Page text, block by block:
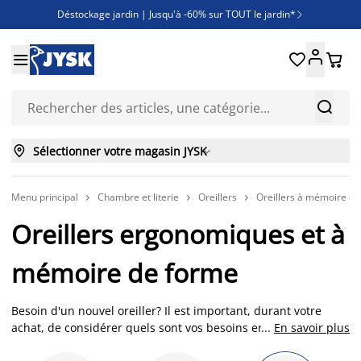
Déstockage jardin | Jusqu'à -60% sur TOUT le jardin* 
Jusqu'à -50% sur une sélection literie
Découvrez les nouveautés de la collection


 
 Sélectionner votre magasin JYSK
Menu principal  Chambre et literie  Oreillers  Oreillers à mémoire
Oreillers ergonomiques et à
mémoire de forme
Besoin d'un nouvel oreiller? Il est important, durant votre
achat, de considérer quels sont vos besoins en matière de
... En savoir plus